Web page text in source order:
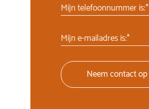
Mijn telefoonnummer is:*
Mijn e-mailadres is:*
Neem contact op